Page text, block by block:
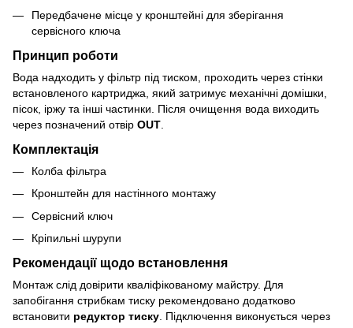
Передбачене місце у кронштейні для зберігання
сервісного ключа
Принцип роботи
Вода надходить у фільтр під тиском, проходить через стінки
встановленого картриджа, який затримує механічні домішки,
пісок, іржу та інші частинки. Після очищення вода виходить
через позначений отвір OUT
Комплектація
Колба фільтра
Кронштейн для настінного монтажу
Сервісний ключ
Кріпильні шурупи
Рекомендації щодо встановлення
Монтаж слід довірити кваліфікованому майстру. Для
запобігання стрибкам тиску рекомендовано додатково
встановити редуктор тиску . Підключення виконується через